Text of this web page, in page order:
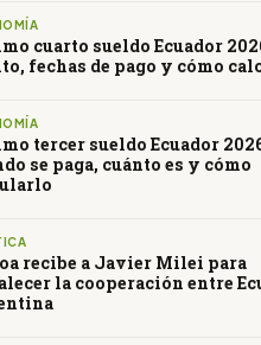
cuarto sueldo Ecuador
fechas de pago y cómo
tercer sueldo Ecuador
se paga, cuánto es y cómo
recibe a Javier Milei para
la cooperación entre